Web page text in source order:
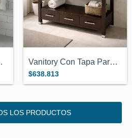
Loza... Vanitory Con Tapa Para Bacha De Apoyo 1....
$638.813
LOS PRODUCTOS